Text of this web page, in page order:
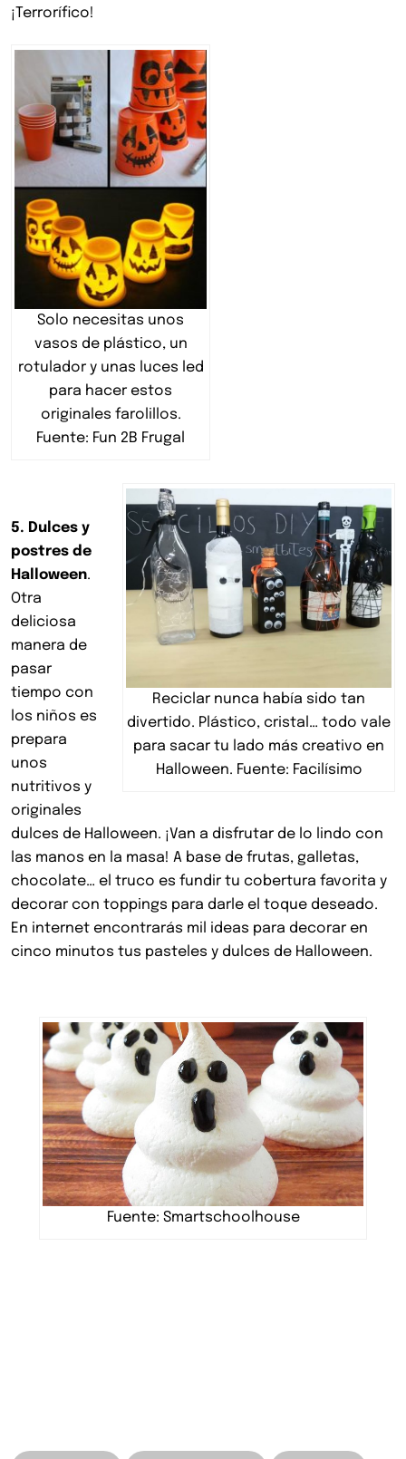
¡Terrorífico!
Solo necesitas unos
vasos de plástico, un
rotulador y unas luces led
para hacer estos
originales farolillos.
Fuente: Fun 2B Frugal
Reciclar nunca había sido tan
divertido. Plástico, cristal… todo vale
para sacar tu lado más creativo en
Halloween. Fuente: Facilísimo
5. Dulces y
postres de
Halloween.
Otra
deliciosa
manera de
pasar
tiempo con
los niños es
prepara
unos
nutritivos y
originales
dulces de Halloween. ¡Van a disfrutar de lo lindo con
las manos en la masa! A base de frutas, galletas,
chocolate… el truco es fundir tu cobertura favorita y
decorar con toppings para darle el toque deseado.
En internet encontrarás mil ideas para decorar en
cinco minutos tus pasteles y dulces de Halloween.
Fuente: Smartschoolhouse